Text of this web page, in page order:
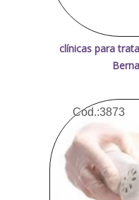
clínicas para
Cod.:3873